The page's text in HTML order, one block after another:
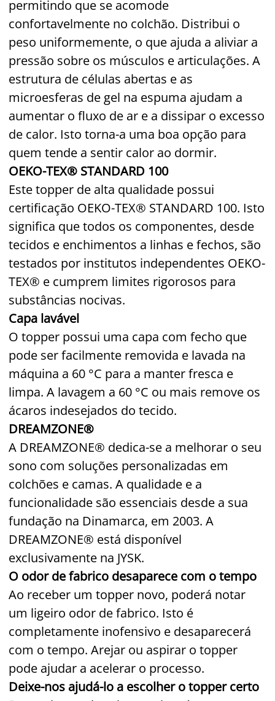
permitindo que se acomode
confortavelmente no colchão. Distribui o
peso uniformemente, o que ajuda a aliviar a
pressão sobre os músculos e articulações. A
estrutura de células abertas e as
microesferas de gel na espuma ajudam a
aumentar o fluxo de ar e a dissipar o excesso
de calor. Isto torna-a uma boa opção para
quem tende a sentir calor ao dormir.
OEKO-TEX® STANDARD 100
Este topper de alta qualidade possui
certificação OEKO-TEX® STANDARD 100. Isto
significa que todos os componentes, desde
tecidos e enchimentos a linhas e fechos, são
testados por institutos independentes OEKO-
TEX® e cumprem limites rigorosos para
substâncias nocivas.
Capa lavável
O topper possui uma capa com fecho que
pode ser facilmente removida e lavada na
máquina a 60 °C para a manter fresca e
limpa. A lavagem a 60 °C ou mais remove os
ácaros indesejados do tecido.
DREAMZONE®
A DREAMZONE® dedica-se a melhorar o seu
sono com soluções personalizadas em
colchões e camas. A qualidade e a
funcionalidade são essenciais desde a sua
fundação na Dinamarca, em 2003. A
DREAMZONE® está disponível
exclusivamente na JYSK.
O odor de fabrico desaparece com o tempo
Ao receber um topper novo, poderá notar
um ligeiro odor de fabrico. Isto é
completamente inofensivo e desaparecerá
com o tempo. Arejar ou aspirar o topper
pode ajudar a acelerar o processo.
Deixe-nos ajudá-lo a escolher o topper certo